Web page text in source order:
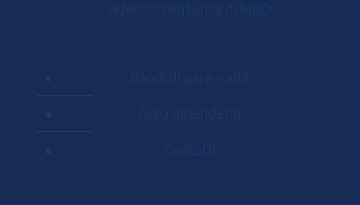
videosorveglianza di MdO
Bandi di gara – albi
Area dipendenti
Contatti